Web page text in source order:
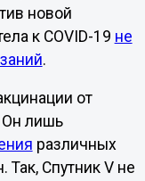
новой
к COVID-19 не
.
от
Он лишь
различных
Так, Спутник V не